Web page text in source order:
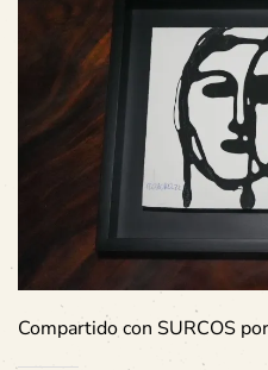
Compartido con SURCOS